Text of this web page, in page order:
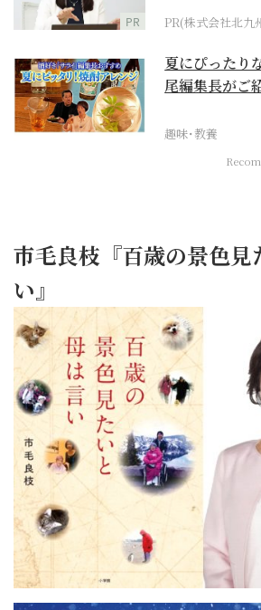
PR PR(株式会社北九
夏にぴったり
尾編集長がご
趣味･教養
市毛良枝『百歳の景色見
い』